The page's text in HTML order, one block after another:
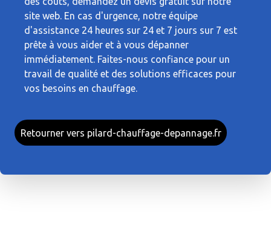
site web. En cas d'urgence, notre équipe
d'assistance 24 heures sur 24 et 7 jours sur 7 est
prête à vous aider et à vous dépanner
immédiatement. Faites-nous confiance pour un
travail de qualité et des solutions efficaces pour
vos besoins en chauffage.
Retourner vers pilard-chauffage-depannage.fr